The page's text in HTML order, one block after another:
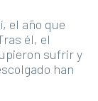
el año que
él, el
sufrir y
han